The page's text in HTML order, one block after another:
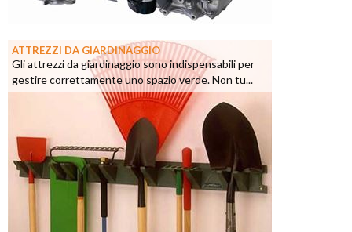
ATTREZZI DA GIARDINAGGIO
Gli attrezzi da giardinaggio sono indispensabili per
gestire correttamente uno spazio verde. Non tu...